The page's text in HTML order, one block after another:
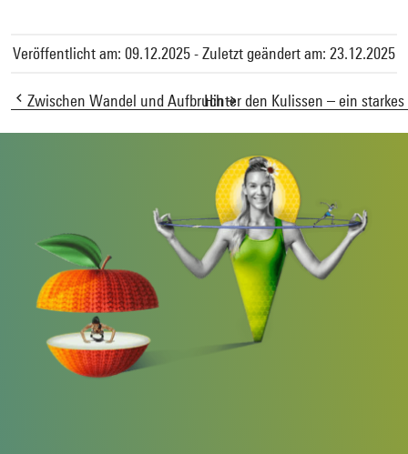
Veröffentlicht am: 09.12.2025 - Zuletzt geändert am: 23.12.2025
Zwischen Wandel und AufbruchHinter den Kulissen – ein starkes